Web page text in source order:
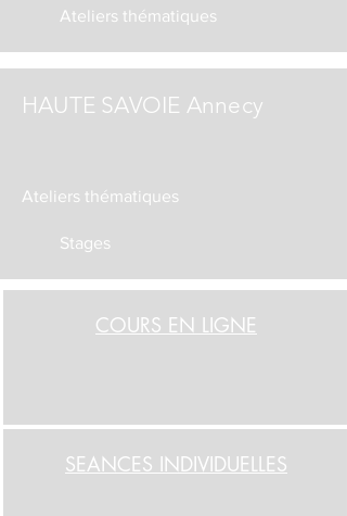
Ateliers thématiques
HAUTE SAVOIE Annecy
Ateliers thématiques
Stages
COURS EN LIGNE
SEANCES INDIVIDUELLES